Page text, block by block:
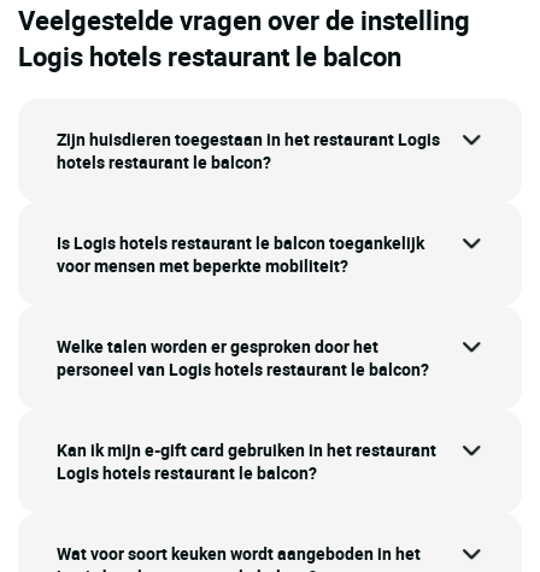
Veelgestelde vragen over de instelling
Logis hotels restaurant le balcon
Zijn huisdieren toegestaan in het restaurant Logis
hotels restaurant le balcon?
Is Logis hotels restaurant le balcon toegankelijk
voor mensen met beperkte mobiliteit?
Welke talen worden er gesproken door het
personeel van Logis hotels restaurant le balcon?
Kan ik mijn e-gift card gebruiken in het restaurant
Logis hotels restaurant le balcon?
Wat voor soort keuken wordt aangeboden in het